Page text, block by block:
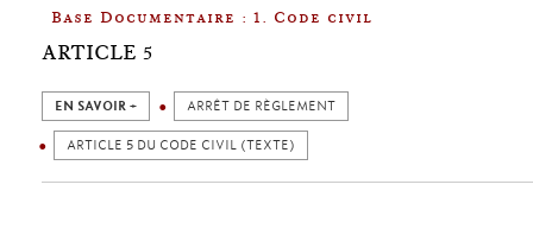
Base Documentaire : 1. Code civil
ARTICLE 5
EN SAVOIR + ARRÊT DE RÈGLEMENT
ARTICLE 5 DU CODE CIVIL (TEXTE)